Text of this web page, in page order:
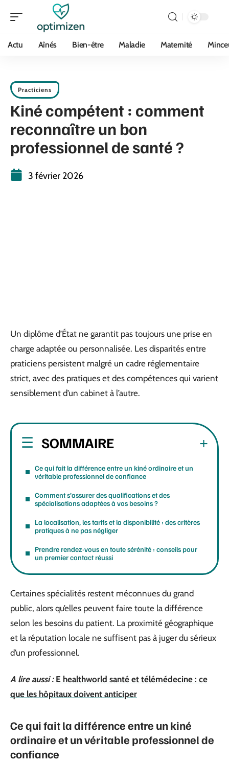
Actu Aînés Bien-être Maladie Maternité
Practiciens
Kiné compétent : comment
reconnaître un bon
professionnel de santé ?
3 février 2026
Un diplôme d’État ne garantit pas toujours une prise en
charge adaptée ou personnalisée. Les disparités entre
praticiens persistent malgré un cadre réglementaire
strict, avec des pratiques et des compétences qui varient
sensiblement d’un cabinet à l’autre.
SOMMAIRE
Ce qui fait la différence entre un kiné ordinaire et un
véritable professionnel de confiance
Comment s’assurer des qualifications et des
spécialisations adaptées à vos besoins ?
La localisation, les tarifs et la disponibilité : des critères
pratiques à ne pas négliger
Prendre rendez-vous en toute sérénité : conseils pour
un premier contact réussi
Certaines spécialités restent méconnues du grand
public, alors qu’elles peuvent faire toute la différence
selon les besoins du patient. La proximité géographique
et la réputation locale ne suffisent pas à juger du sérieux
d’un professionnel.
A lire aussi : E healthworld santé et télémédecine : ce
que les hôpitaux doivent anticiper
Ce qui fait la différence entre un kiné
ordinaire et un véritable professionnel de
confiance